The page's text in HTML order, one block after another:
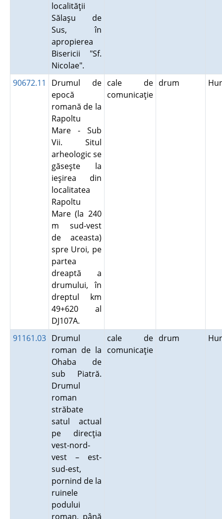
localităţii
Sălaşu de
Sus, în
apropierea
Bisericii "Sf.
Nicolae".
90672.11
Drumul de
epocă
romană de la
Rapoltu
Mare - Sub
Vii. Situl
arheologic se
găseşte la
ieşirea din
localitatea
Rapoltu
Mare (la 240
m sud-vest
de aceasta)
spre Uroi, pe
partea
dreaptă a
drumului, în
dreptul km
49+620 al
DJ107A.
cale de
comunicaţie
drum
91161.03 Drumul
roman de la
Ohaba de
sub Piatră.
Drumul
roman
străbate
satul actual
pe direcţia
vest-nord-
vest – est-
sud-est,
pornind de la
ruinele
podului
roman, până
cale de
comunicaţie
drum